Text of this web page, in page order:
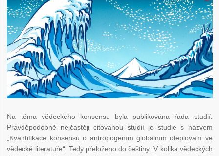
Na téma vědeckého konsensu byla publikována řada studií.
Pravděpodobně nejčastěji citovanou studií je studie s názvem
„Kvantifikace konsensu o antropogením globálním oteplování ve
vědecké literatuře“. Tedy přeloženo do češtiny: V kolika vědeckých